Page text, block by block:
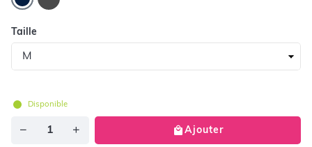
Taille
Disponible
Quantité Ajouter